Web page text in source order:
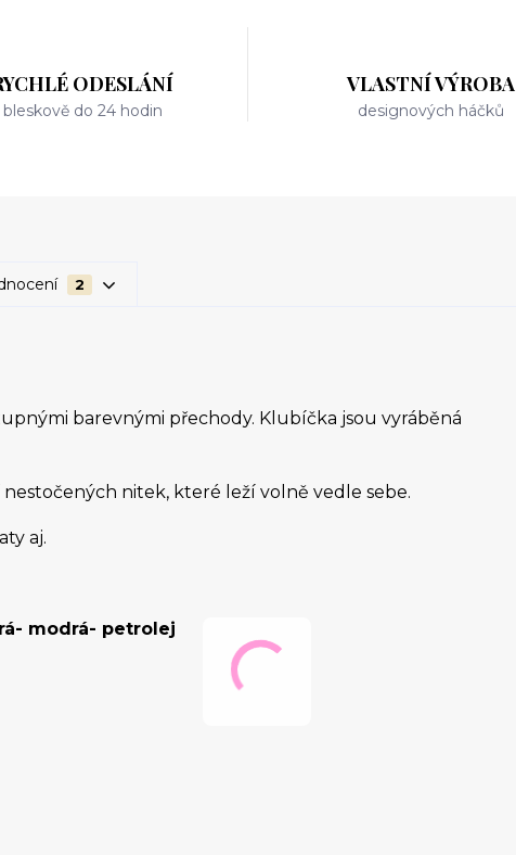
ODESLÁNÍ
bleskově do 24 hodin
VLASTNÍ VÝROBA
designových háčků
2
barevnými přechody. Klubíčka jsou vyráběná
nitek, které leží volně vedle sebe.
aj.
modrá- petrolej